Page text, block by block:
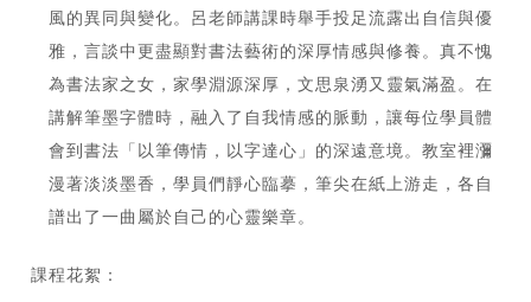
風的異同與變化。呂老師講課時舉手投足流露出自信與優
雅，言談中更盡顯對書法藝術的深厚情感與修養。真不愧
為書法家之女，家學淵源深厚，文思泉湧又靈氣滿盈。在
講解筆墨字體時，融入了自我情感的脈動，讓每位學員體
會到書法「以筆傳情，以字達心」的深遠意境。教室裡瀰
漫著淡淡墨香，學員們靜心臨摹，筆尖在紙上游走，各自
譜出了一曲屬於自己的心靈樂章。
課程花絮：